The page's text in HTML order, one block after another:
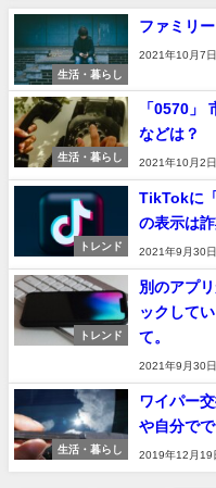
生活・暮らし
ファミリ
2021年10月7日
生活・暮らし
「0570」
などは？
2021年10月2日
トレンド
TikTokに
の表示は詐
2021年9月30日
トレンド
別のアプ
ックして
て。
2021年9月30日
生活・暮らし
ワイパー
や自分で
2019年12月19